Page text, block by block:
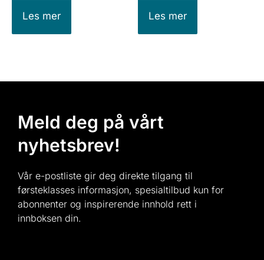
Les mer Les mer
Meld deg på vårt
nyhetsbrev!
Vår e-postliste gir deg direkte tilgang til
førsteklasses informasjon, spesialtilbud kun for
abonnenter og inspirerende innhold rett i
innboksen din.